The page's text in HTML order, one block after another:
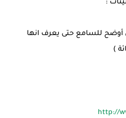
:
أوضح للسامع حتى يعرف انها
)
http://